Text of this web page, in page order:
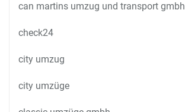
can martins umzug und transport gmbh
check24
city umzug
city umzüge